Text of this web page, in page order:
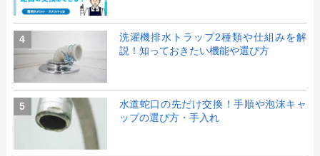
4
洗濯機排水トラップ2種類や仕組みを解
説！知っておきたい機能や選び方
5
水道蛇口の先だけ交換！手順や泡沫キャ
ップの選び方・手入れ